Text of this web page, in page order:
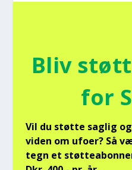
Bliv
for
Vil du støt­te sag­lig
viden om ufo­er? Så
tegn et